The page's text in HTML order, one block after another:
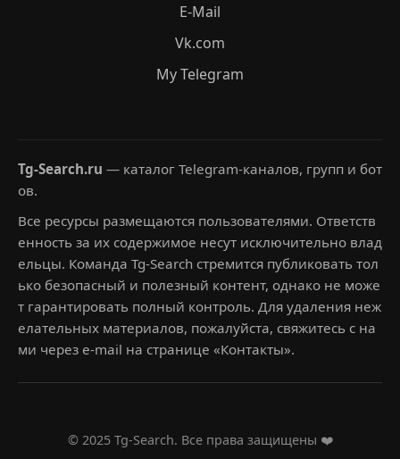
E-Mail
Vk.com
My Telegram
Tg-Search.ru — каталог Telegram-каналов, групп и бот
ов.
Все ресурсы размещаются пользователями. Ответств
енность за их содержимое несут исключительно влад
ельцы. Команда Tg-Search стремится публиковать тол
ько безопасный и полезный контент, однако не може
т гарантировать полный контроль. Для удаления неж
елательных материалов, пожалуйста, свяжитесь с на
ми через e-mail на странице «Контакты».
© 2025 Tg-Search. Все права защищены ❤️